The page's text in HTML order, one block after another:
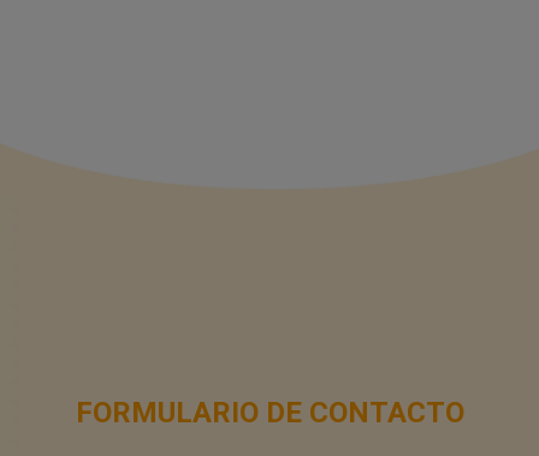
FORMULARIO DE CONTACTO